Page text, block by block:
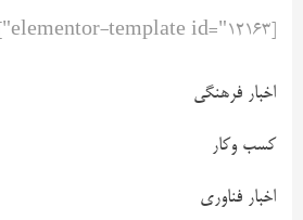
اخبار فرهنگی
کسب وکار
اخبار فناوری